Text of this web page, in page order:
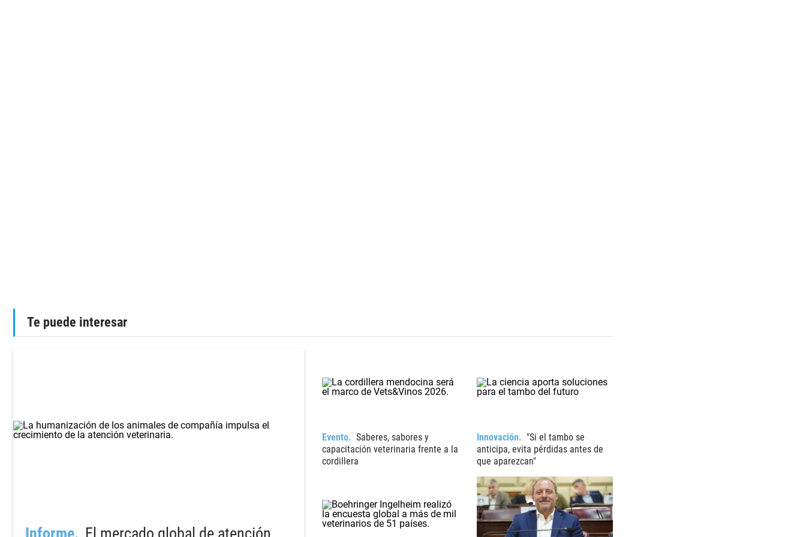
Te puede interesar
Informe El mercado global de atención
Evento
Saberes, sabores y
capacitación veterinaria frente a la
cordillera
Innovación
"Si el tambo se
anticipa, evita pérdidas antes de
que aparezcan"